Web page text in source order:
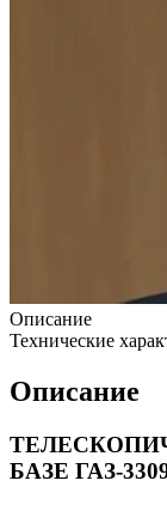
Описание
Технические
Описание
БАЗЕ ГАЗ-